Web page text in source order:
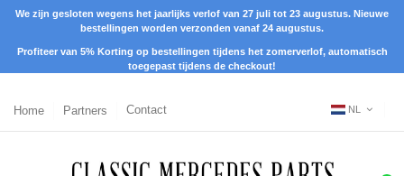
We zijn gesloten wegens het jaarlijks verlof van 27 juli tot 23 augustus. Nieuwe
bestellingen worden verzonden vanaf 24 augustus.
Profiteer van 5% Korting op bestellingen tijdens het zomerverlof, automatisch
toegepast tijdens de checkout!
Home Partners Contact NL